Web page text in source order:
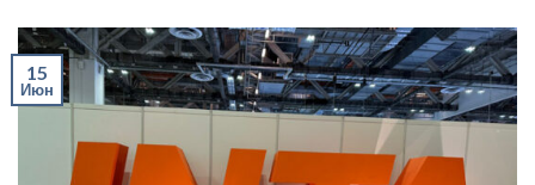
15
Июн